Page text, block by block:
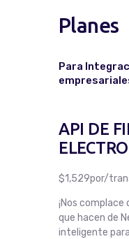
Planes
Para
API DE
$1,529por/
¡Nos
que hacen de
inteligente